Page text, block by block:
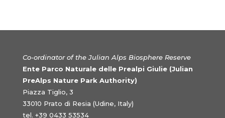
Co-ordinator of the Julian Alps Biosphere Reserve
Ente Parco Naturale delle Prealpi Giulie (Julian
PreAlps Nature Park Authority)
Piazza Tiglio, 3
33010 Prato di Resia (Udine, Italy)
tel. +39 0433 53534